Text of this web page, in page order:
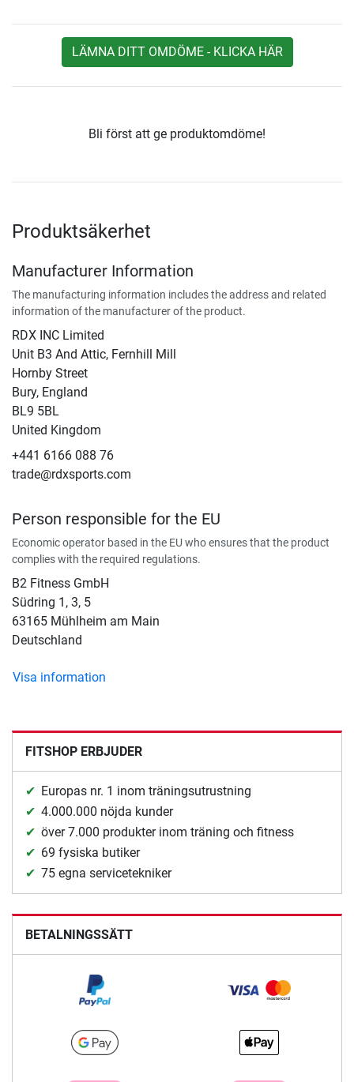
LÄMNA DITT OMDÖME - KLICKA HÄR
Bli först att ge produktomdöme!
Produktsäkerhet
Manufacturer Information
The manufacturing information includes the address and related
information of the manufacturer of the product.
RDX INC Limited
Unit B3 And Attic, Fernhill Mill
Hornby Street
Bury, England
BL9 5BL
United Kingdom
+441 6166 088 76
trade@rdxsports.com
Person responsible for the EU
Economic operator based in the EU who ensures that the product
complies with the required regulations.
B2 Fitness GmbH
Südring 1, 3, 5
63165 Mühlheim am Main
Deutschland
Visa information
FITSHOP ERBJUDER
Europas nr. 1 inom träningsutrustning
4.000.000 nöjda kunder
över 7.000 produkter inom träning och fitness
69 fysiska butiker
75 egna servicetekniker
BETALNINGSSÄTT